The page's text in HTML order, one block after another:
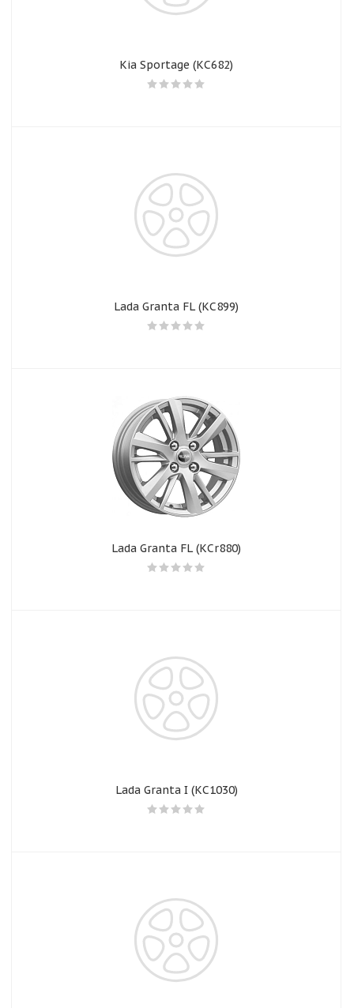
Kia Sportage (КС682)
Lada Granta FL (КС899)
Lada Granta FL (КСr880)
Lada Granta I (КС1030)